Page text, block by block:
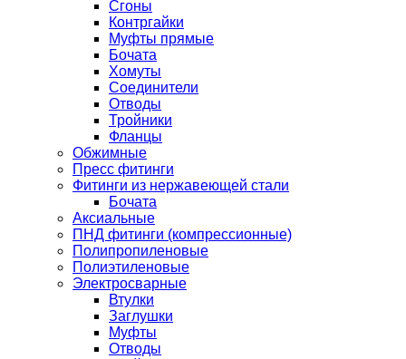
Сгоны
Контргайки
Муфты прямые
Бочата
Хомуты
Соединители
Отводы
Тройники
Фланцы
Обжимные
Пресс фитинги
Фитинги из нержавеющей стали
Бочата
Аксиальные
ПНД фитинги (компрессионные)
Полипропиленовые
Полиэтиленовые
Электросварные
Втулки
Заглушки
Муфты
Отводы